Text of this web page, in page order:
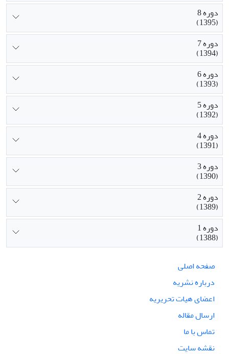
دوره 8
(1395)
دوره 7
(1394)
دوره 6
(1393)
دوره 5
(1392)
دوره 4
(1391)
دوره 3
(1390)
دوره 2
(1389)
دوره 1
(1388)
صفحه اصلی
درباره نشریه
اعضای هیات تحریریه
ارسال مقاله
تماس با ما
نقشه سایت